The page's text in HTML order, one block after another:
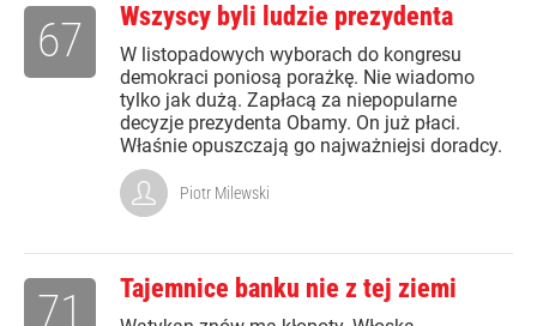
Wszyscy byli ludzie prezydenta
W listopadowych wyborach do kongresu
demokraci poniosą porażkę. Nie wiadomo
tylko jak dużą. Zapłacą za niepopularne
decyzje prezydenta Obamy. On już płaci.
Właśnie opuszczają go najważniejsi doradcy.
67
Piotr Milewski
Tajemnice banku nie z tej ziemi
71